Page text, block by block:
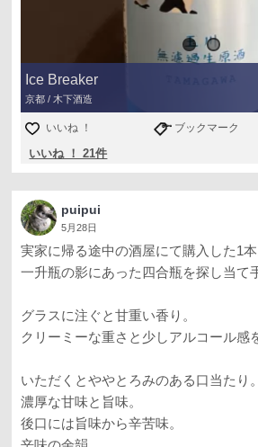
Ice Breaker
京都 / 木下酒造
いいね ！ ブックマーク
いいね ！ 21件
puipui
5月28日
実家に帰る途中の酒屋にて購入した1本
一升瓶の影にあった四合瓶を探し当て
グラスに注ぐと甘重い香り。
クリーミーな重さと少しアルコール感
いただくとややとろみのある口当たり。
濃厚な甘味と旨味。
後口には旨味から辛苦味。